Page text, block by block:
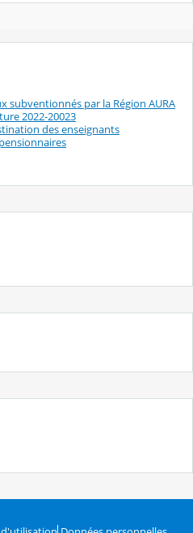
subventionnés par la Région AURA
2022-20023
des enseignants